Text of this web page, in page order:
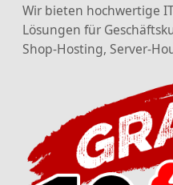
Wir bieten hochwertige
Lösungen für
Shop-Hosting, Server-